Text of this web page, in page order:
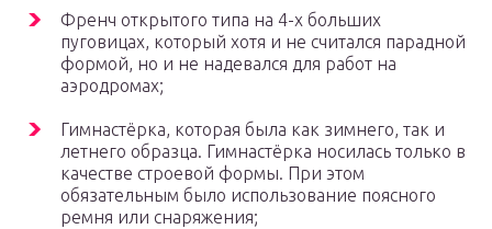
Френч открытого типа на 4-х больших
пуговицах, который хотя и не считался парадной
формой, но и не надевался для работ на
аэродромах;
Гимнастёрка, которая была как зимнего, так и
летнего образца. Гимнастёрка носилась только в
качестве строевой формы. При этом
обязательным было использование поясного
ремня или снаряжения;